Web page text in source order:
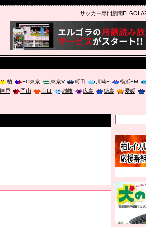
サッカー専門新聞
柏 FC東京 東京V 町田 川崎F 横浜FM
神戸 岡山 山口 讃岐 広島 徳島 愛媛
ネルギー危機時代の猛暑対策～」に登壇